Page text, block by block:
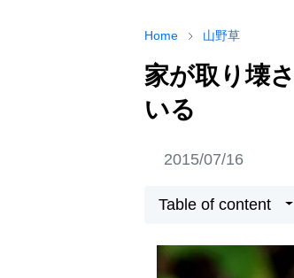
Home 山野草
家が取り壊
いる
2015/07/16
Table of content